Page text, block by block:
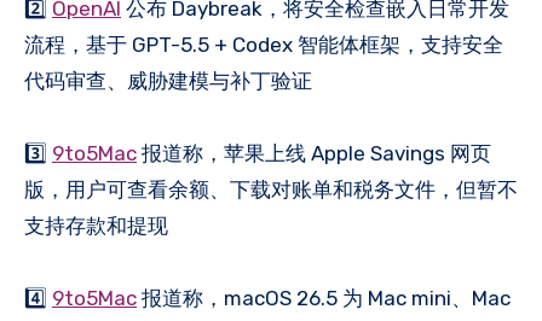
2️⃣ OpenAI 公布 Daybreak，将安全检查嵌入日常开发
流程，基于 GPT-5.5 + Codex 智能体框架，支持安全
代码审查、威胁建模与补丁验证
3️⃣ 9to5Mac 报道称，苹果上线 Apple Savings 网页
版，用户可查看余额、下载对账单和税务文件，但暂不
支持存款和提现
4️⃣ 9to5Mac 报道称，macOS 26.5 为 Mac mini、Mac